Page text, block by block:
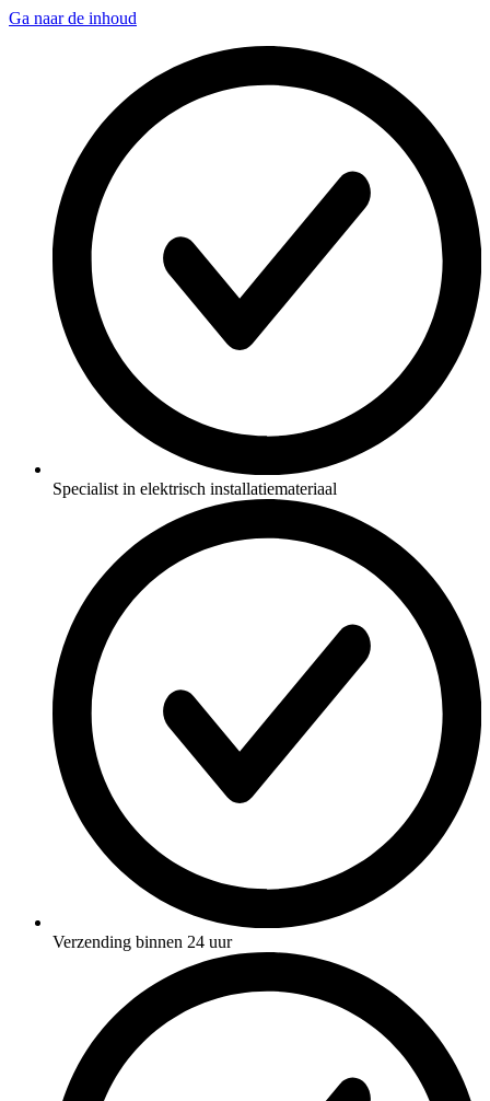
Ga naar de inhoud
Specialist in elektrisch installatiemateriaal
Verzending binnen 24 uur